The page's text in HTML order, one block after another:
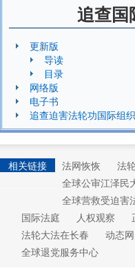
追查国
更新版
导读
目录
网络版
电子书
追查迫害法轮功国际组
相关链接 法网恢恢 法
全球公审江泽民
全球营救受迫害
国际法庭
人权观察
法轮大法在长春
动态网
全球退党服务中心